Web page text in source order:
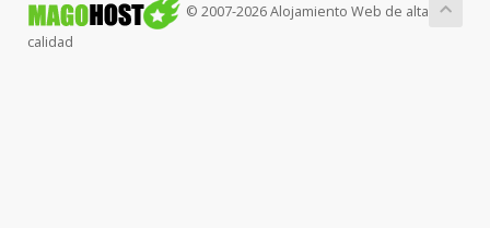
© 2007-2026 Alojamiento Web de alta
calidad